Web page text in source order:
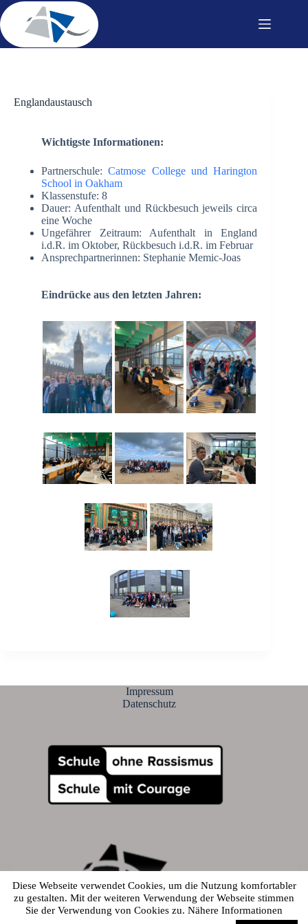
Zum
Inhalt
springen
Englandaustausch
Wichtigste Informationen:
Partnerschule:Catmose College und Harington
School in Oakham
Klassenstufe: 8
Dauer: Aufenthalt und Rückbesuch jeweils circa
eine Woche
Ungefährer Zeitraum: Aufenthalt in England
i.d.R. im Oktober, Rückbesuch i.d.R. im Februar
Ansprechpartnerinnen: Stephanie Memic-Joas
Eindrücke aus den letzten Jahren:
Impressum
Datenschutz
© 2026 - Alfred-Amann-Gymnasium
Diese Webseite verwendet Cookies, um die Nutzung komfortabler
zu gestalten. Mit der weiteren Verwendung der Webseite stimmen
Sie der Verwendung von Cookies zu. Nähere Informationen